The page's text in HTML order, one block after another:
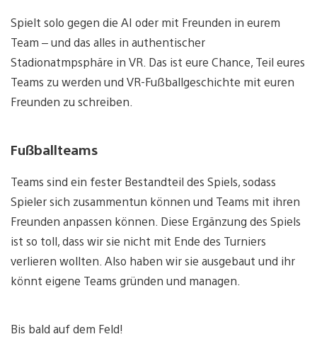
Spielt solo gegen die AI oder mit Freunden in eurem
Team – und das alles in authentischer
Stadionatmpsphäre in VR. Das ist eure Chance, Teil eures
Teams zu werden und VR-Fußballgeschichte mit euren
Freunden zu schreiben.
Fußballteams
Teams sind ein fester Bestandteil des Spiels, sodass
Spieler sich zusammentun können und Teams mit ihren
Freunden anpassen können. Diese Ergänzung des Spiels
ist so toll, dass wir sie nicht mit Ende des Turniers
verlieren wollten. Also haben wir sie ausgebaut und ihr
könnt eigene Teams gründen und managen.
Bis bald auf dem Feld!